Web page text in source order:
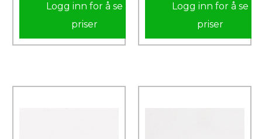
Logg inn for å se
priser
Logg inn for å se
priser